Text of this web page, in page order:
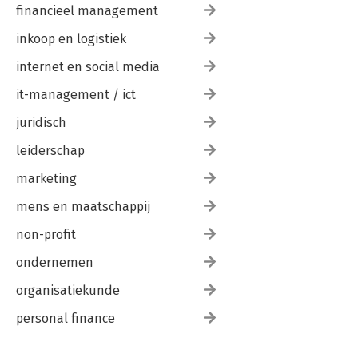
financieel management
inkoop en logistiek
internet en social media
it-management / ict
juridisch
leiderschap
marketing
mens en maatschappij
non-profit
ondernemen
organisatiekunde
personal finance